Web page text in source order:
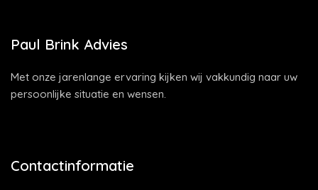
Paul Brink Advies
Met onze jarenlange ervaring kijken wij vakkundig naar uw
persoonlijke situatie en wensen.
Contactinformatie